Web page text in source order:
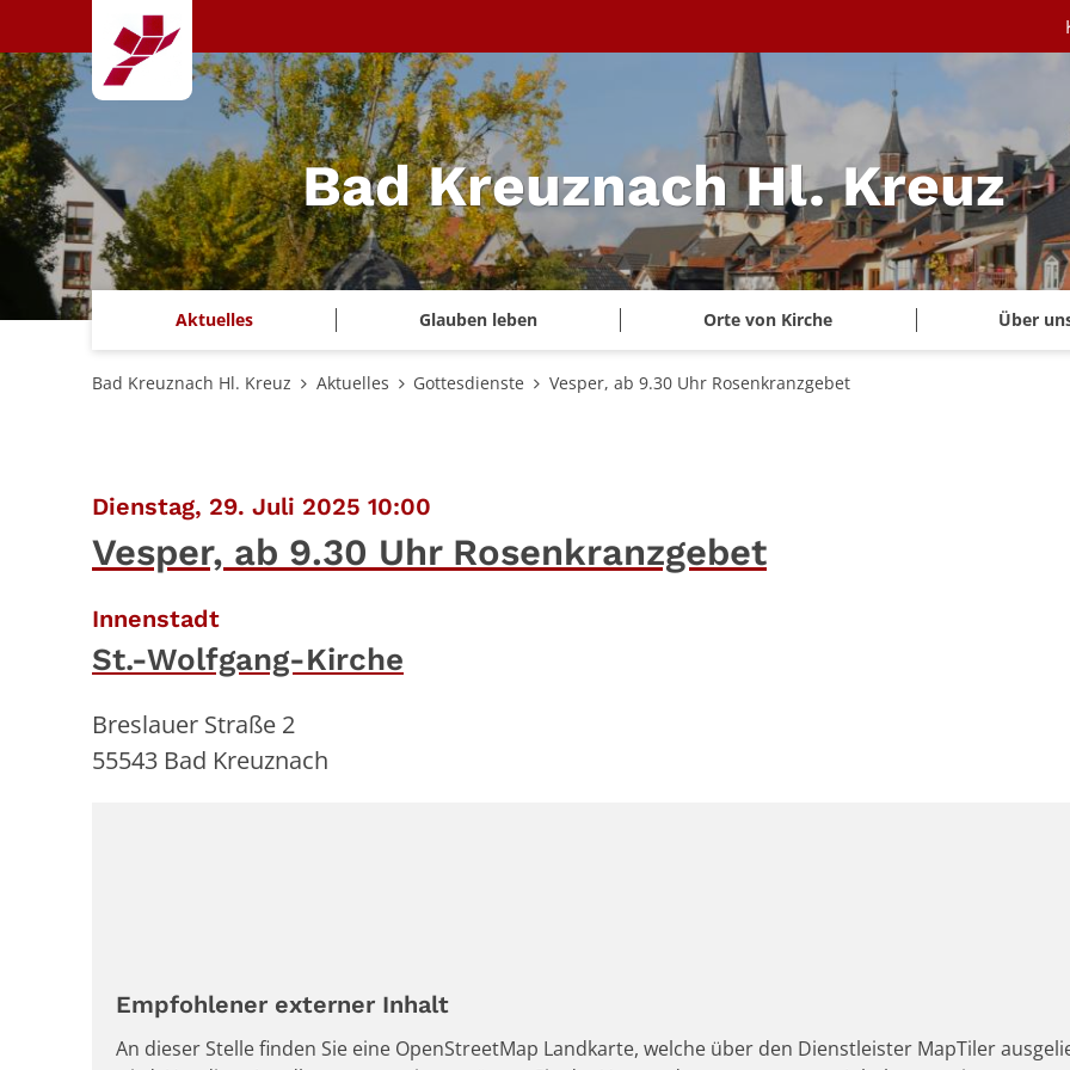
Zum Inhalt springen
Bad Kreuznach Hl. Kreuz
Aktuelles Glauben leben Orte von Kirche Über
Bad Kreuznach Hl. Kreuz Aktuelles Gottesdienste Vesper, ab 9.30 Uhr Rosenkranzgebet
Dienstag, 29. Juli 2025 10:00
Vesper, ab 9.30 Uhr Rosenkranzgebet
Innenstadt:
St.-Wolfgang-Kirche
Breslauer Straße 2
55543 Bad Kreuznach
Empfohlener externer Inhalt
An dieser Stelle finden Sie eine OpenStreetMap Landkarte, welche über den Dienstleister MapTiler